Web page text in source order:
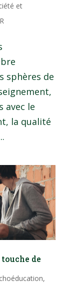
et
sphères de
avec le
la qualité
de
,